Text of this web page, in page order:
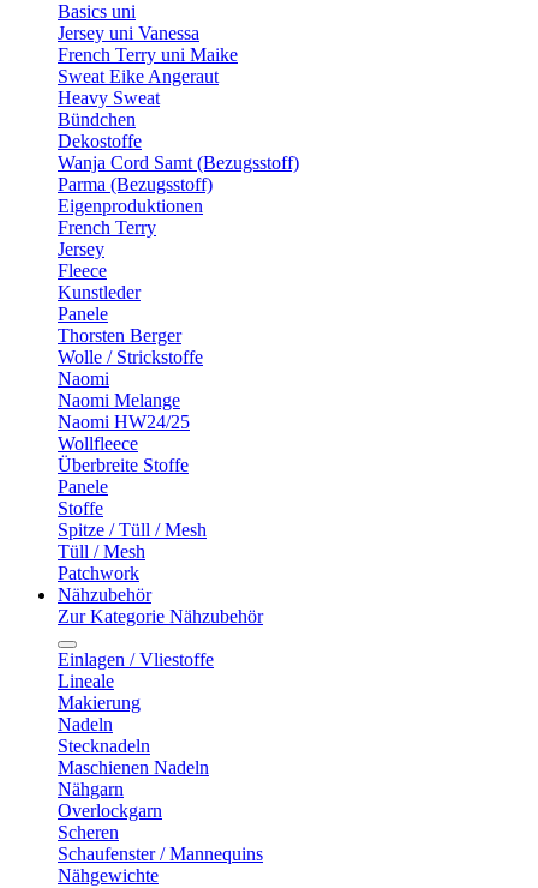
Basics uni
Jersey uni Vanessa
French Terry uni Maike
Sweat Eike Angeraut
Heavy Sweat
Bündchen
Dekostoffe
Wanja Cord Samt (Bezugsstoff)
Parma (Bezugsstoff)
Eigenproduktionen
French Terry
Jersey
Fleece
Kunstleder
Panele
Thorsten Berger
Wolle / Strickstoffe
Naomi
Naomi Melange
Naomi HW24/25
Wollfleece
Überbreite Stoffe
Panele
Stoffe
Spitze / Tüll / Mesh
Tüll / Mesh
Patchwork
Nähzubehör
Zur Kategorie Nähzubehör
Einlagen / Vliestoffe
Lineale
Makierung
Nadeln
Stecknadeln
Maschienen Nadeln
Nähgarn
Overlockgarn
Scheren
Schaufenster / Mannequins
Nähgewichte